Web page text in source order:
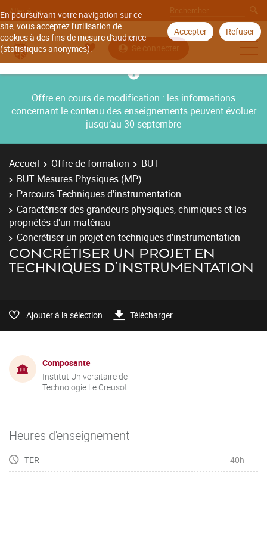
En poursuivant votre navigation sur ce
site, vous acceptez l'utilisation de
cookies à des fins de mesure d'audience
(statistiques anonymes).
Accepter Refuser
Aller à
Se connecter
Offre en cours de modification : les informations
concernant le contenu des enseignements peuvent évoluer
jusqu’au 30 septembre
Accueil Offre de formation
BUT
BUT Mesures Physiques (MP)
Parcours Techniques d'instrumentation
Caractériser des grandeurs physiques, chimiques et les
propriétés d'un matériau
Concrétiser un projet en techniques d'instrumentation
CONCRÉTISER UN PROJET EN
TECHNIQUES D'INSTRUMENTATION
Ajouter à la sélection Télécharger
Composante
Institut Universitaire de
Technologie Le Creusot
Heures d'enseignement
TER 40h